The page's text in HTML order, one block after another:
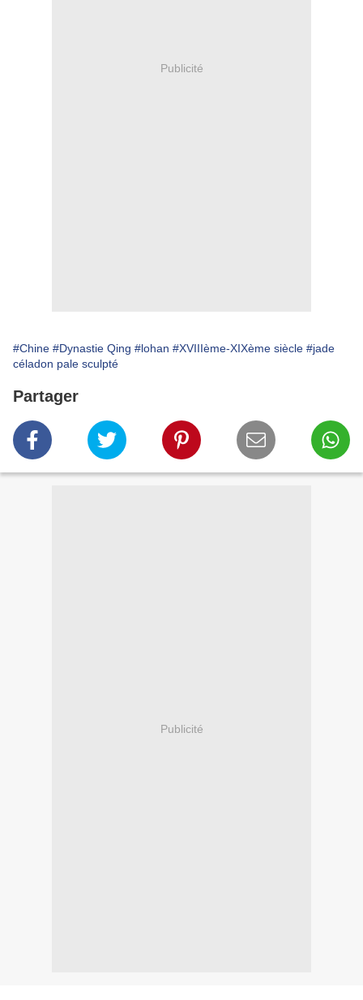
Publicité
#Chine #Dynastie Qing #lohan #XVIIIème-XIXème siècle #jade
céladon pale sculpté
Partager
Publicité